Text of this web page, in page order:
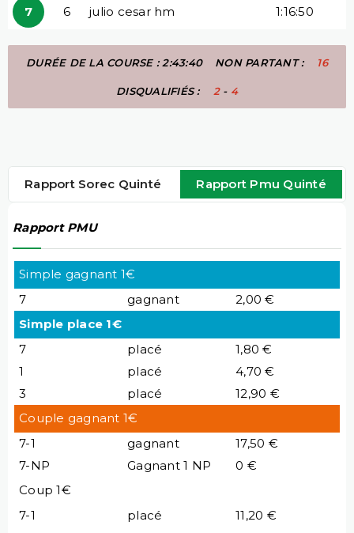
7 6 julio cesar hm 1:16:50
DURÉE DE LA COURSE : 2:43:40 NON PARTANT : 16
DISQUALIFIÉS : 2- 4
Rapport Sorec Quinté Rapport Pmu Quinté
Rapport PMU
Simple gagnant 1€
7
gagnant
2,00 €
Simple place 1€
7
placé
1,80 €
1
placé
4,70 €
3
placé
12,90 €
Couple gagnant 1€
7-1
gagnant
17,50 €
7-NP
Gagnant 1 NP
0 €
Coup 1€
7-1
placé
11,20 €